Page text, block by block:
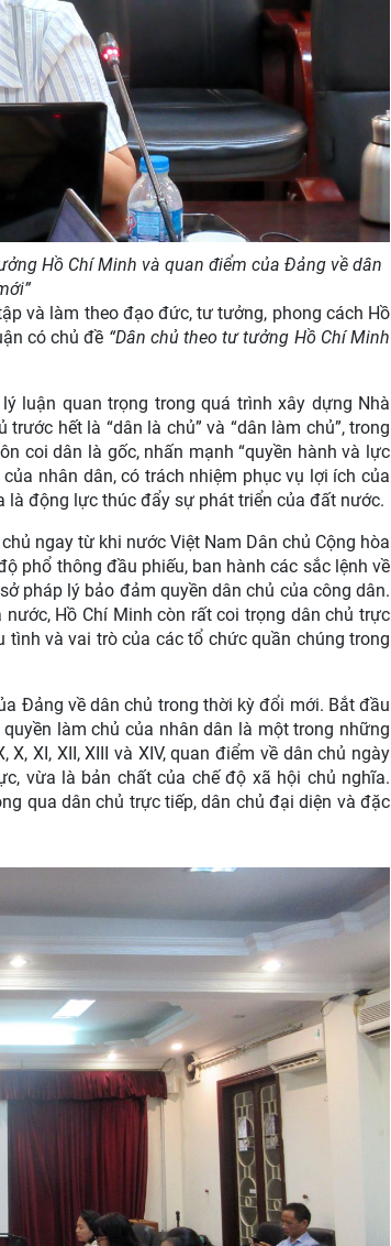
Hồ Chí Minh và quan điểm của Đảng về dân
và làm theo đạo đức, tư tưởng, phong cách Hồ
có chủ đề “Dân chủ theo tư tưởng Hồ Chí Minh
luận quan trọng trong quá trình xây dựng Nhà
trước hết là “dân là chủ” và “dân làm chủ”, trong
coi dân là gốc, nhấn mạnh“quyền hành và lực
nhân dân, có trách nhiệm phục vụ lợi ích của
là động lực thúc đẩy sự phát triển của đất nước.
ngay từ khi nước Việt Nam Dân chủ Cộng hòa
phổ thông đầu phiếu, ban hành các sắc lệnh về
pháp lý bảo đảm quyền dân chủ của công dân.
Hồ Chí Minh còn rất coi trọng dân chủ trực
tình và vai trò của các tổ chức quần chúng trong
Đảng về dân chủ trong thời kỳ đổi mới. Bắt đầu
làm chủ của nhân dân là một trong những
XI, XII, XIII và XIV, quan điểm về dân chủ ngày
vừa là bản chất của chế độ xã hội chủ nghĩa.
qua dân chủ trực tiếp, dân chủ đại diện và đặc